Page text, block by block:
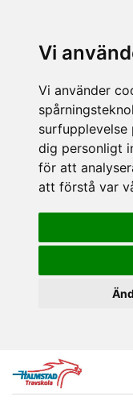
Vi
Vi använder
dig personligt
för att
att förstå var